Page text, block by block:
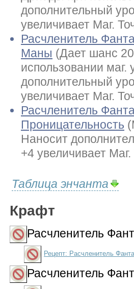
дополнительный
увеличивает Маг.
Расчленитель
Маны (Дает шанс
использовании
дополнительный
увеличивает Маг.
Расчленитель
Проницательность
Наносит
+4 увеличивает
Таблица энчанта
Крафт
Расчленитель
Рецепт: Расчленитель
Расчленитель